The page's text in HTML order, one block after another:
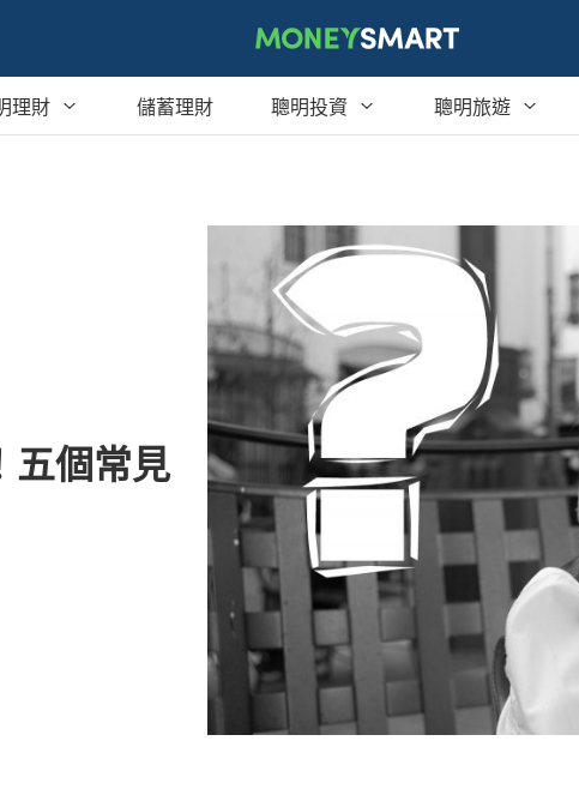
理財 儲蓄理財 聰明投資
創業
聰明旅遊
哩程累積
旅平險
現金回饋
消費生活
美食饗宴
五個常見